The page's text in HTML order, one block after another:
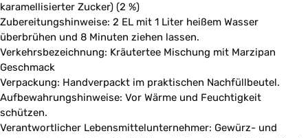
karamellisierter Zucker) (2 %)
Zubereitungshinweise: 2 EL mit 1 Liter heißem Wasser
überbrühen und 8 Minuten ziehen lassen.
Verkehrsbezeichnung: Kräutertee Mischung mit Marzipan
Geschmack
Verpackung: Handverpackt im praktischen Nachfüllbeutel.
Aufbewahrungshinweise: Vor Wärme und Feuchtigkeit
schützen.
Verantwortlicher Lebensmittelunternehmer: Gewürz- und